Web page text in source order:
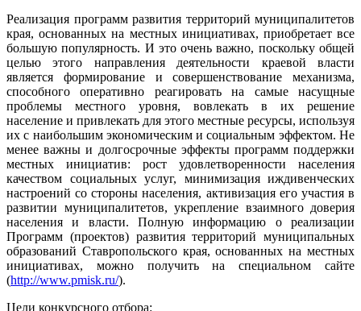
Реализация программ развития территорий муниципалитетов
края, основанных на местных инициативах, приобретает все
большую популярность. И это очень важно, поскольку общей
целью этого направления деятельности краевой власти
является формирование и совершенствование механизма,
способного оперативно реагировать на самые насущные
проблемы местного уровня, вовлекать в их решение
население и привлекать для этого местные ресурсы, используя
их с наибольшим экономическим и социальным эффектом. Не
менее важны и долгосрочные эффекты программ поддержки
местных инициатив: рост удовлетворенности населения
качеством социальных услуг, минимизация иждивенческих
настроений со стороны населения, активизация его участия в
развитии муниципалитетов, укрепление взаимного доверия
населения и власти. Полную информацию о реализации
Программ (проектов) развития территорий муниципальных
образований Ставропольского края, основанных на местных
инициативах, можно получить на специальном сайте
(http://www.pmisk.ru/).
Цели конкурсного отбора: